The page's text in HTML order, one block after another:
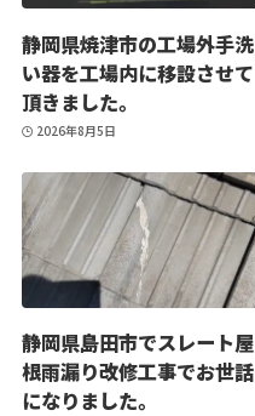
静岡県焼津市の工場外手洗
い器を工場内に移設させて
頂きました。
2026年8月5日
静岡県島田市でスレート屋
根雨漏り改修工事でお世話
になりました。